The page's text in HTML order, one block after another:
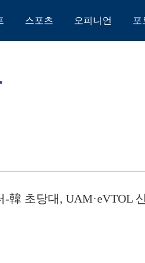
스포츠 오피니언 포
韓 초당대, UAM·eVTOL